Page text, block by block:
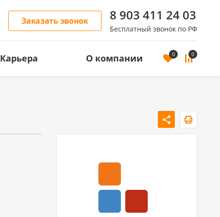
Заказать звонок 8 903 411 24 03
Бесплатный звонок по РФ
Карьера О компании 0 0